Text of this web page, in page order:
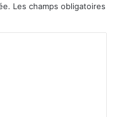
Les champs obligatoires